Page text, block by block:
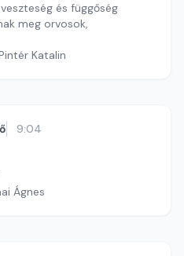
és függőség
meg orvosok,
Katalin
9:04
Ágnes